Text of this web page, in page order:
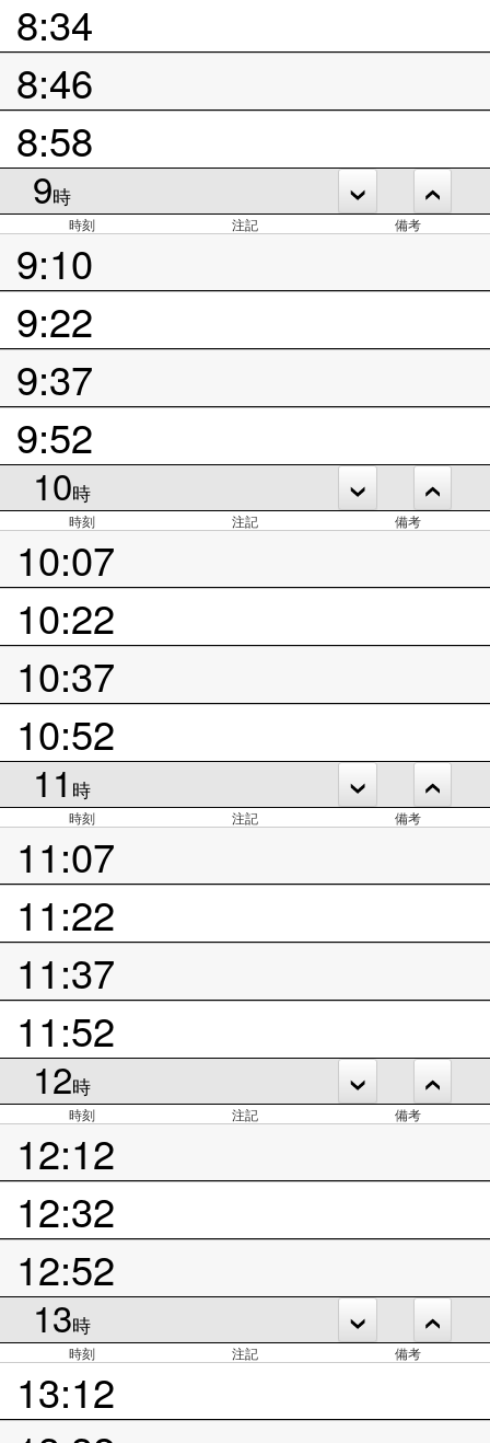
8:34
8:46
8:58
9時
時刻 注記 備考
9:10
9:22
9:37
9:52
10時
時刻 注記 備考
10:07
10:22
10:37
10:52
11 時
時刻 注記 備考
11:07
11:22
11:37
11:52
12時
時刻 注記 備考
12:12
12:32
12:52
13時
時刻 注記 備考
13:12